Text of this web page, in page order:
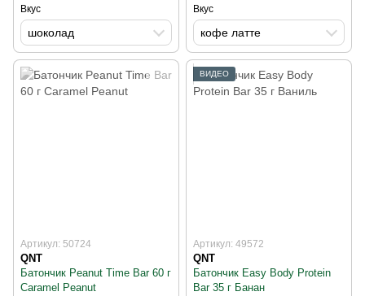
Вкус
шоколад
Вкус
кофе латте
Артикул: 50724
QNT
Батончик Peanut Time Bar 60 г
Caramel Peanut
ВИДЕО
Артикул: 49572
QNT
Батончик Easy Body Protein
Bar 35 г Банан